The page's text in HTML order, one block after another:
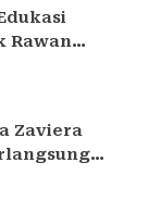
Rawan
Zaviera